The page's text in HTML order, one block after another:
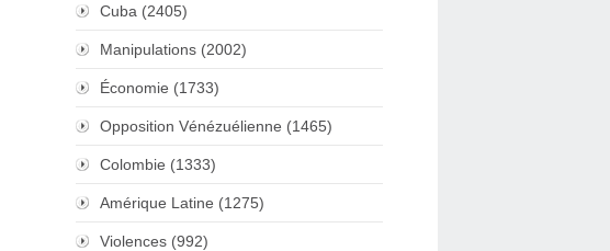
Cuba (2405)
Manipulations (2002)
Économie (1733)
Opposition Vénézuélienne (1465)
Colombie (1333)
Amérique Latine (1275)
Violences (992)